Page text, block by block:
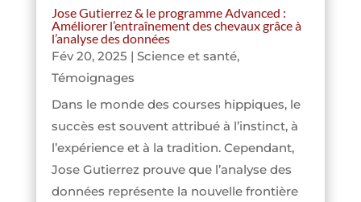
Jose Gutierrez & le programme Advanced :
Améliorer l’entraînement des chevaux grâce à
l’analyse des données
Fév 20, 2025 | Science et santé,
Témoignages
Dans le monde des courses hippiques, le
succès est souvent attribué à l’instinct, à
l’expérience et à la tradition. Cependant,
Jose Gutierrez prouve que l’analyse des
données représente la nouvelle frontière